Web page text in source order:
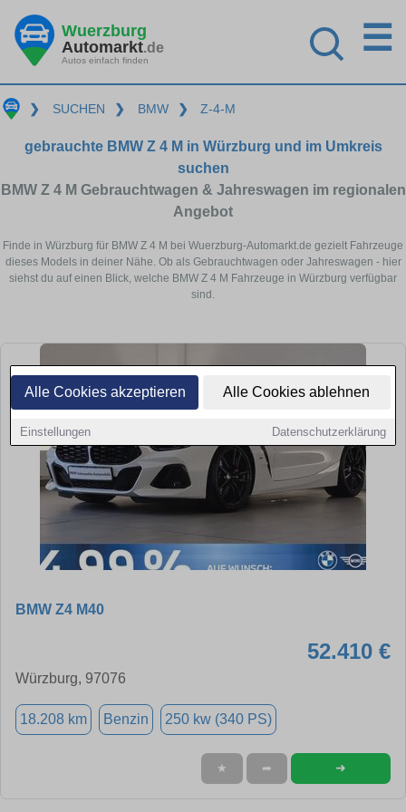
Alle Cookies akzeptieren Alle Cookies ablehnen
Einstellungen Datenschutzerklärung
Wuerzburg
Automarkt.de
Autos einfach finden
☰
❯ SUCHEN ❯ BMW ❯ Z-4-M
gebrauchte BMW Z 4 M in Würzburg und im Umkreis
suchen
BMW Z 4 M Gebrauchtwagen & Jahreswagen im regionalen
Angebot
Finde in Würzburg für BMW Z 4 M bei Wuerzburg-Automarkt.de gezielt Fahrzeuge
dieses Models in deiner Nähe. Ob als Gebrauchtwagen oder Jahreswagen - hier
siehst du auf einen Blick, welche BMW Z 4 M Fahrzeuge in Würzburg verfügbar
sind.
BMW Z4 M40
52.410 €
Würzburg, 97076
18.208 km Benzin 250 kw (340 PS)
★ ➦ ➜